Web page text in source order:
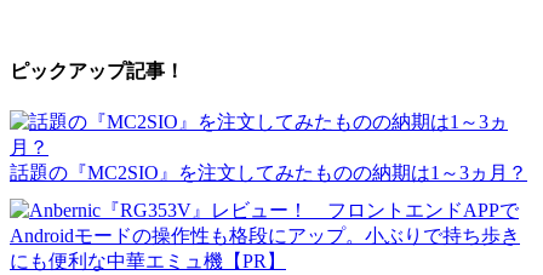
ピックアップ記事！
話題の『MC2SIO』を注文してみたものの納期は1～3ヵ月？